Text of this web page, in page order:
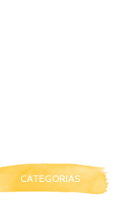
CATEGORIAS